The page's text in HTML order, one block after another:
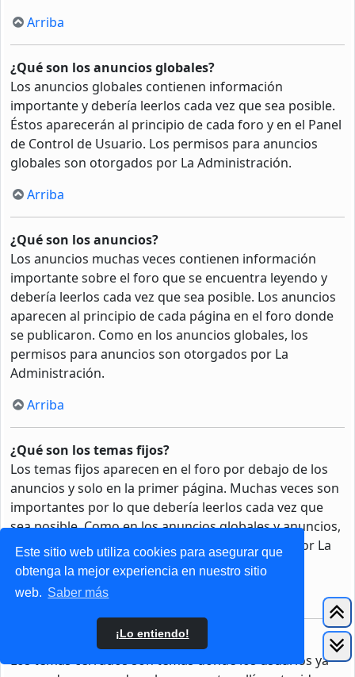
Este sitio web utiliza cookies para asegurar que
obtenga la mejor experiencia en nuestro sitio
web. Saber más
¡Lo entiendo!
Arriba
¿Qué son los anuncios globales?
Los anuncios globales contienen información
importante y debería leerlos cada vez que sea posible.
Éstos aparecerán al principio de cada foro y en el Panel
de Control de Usuario. Los permisos para anuncios
globales son otorgados por La Administración.
Arriba
¿Qué son los anuncios?
Los anuncios muchas veces contienen información
importante sobre el foro que se encuentra leyendo y
debería leerlos cada vez que sea posible. Los anuncios
aparecen al principio de cada página en el foro donde
se publicaron. Como en los anuncios globales, los
permisos para anuncios son otorgados por La
Administración.
Arriba
¿Qué son los temas fijos?
Los temas fijos aparecen en el foro por debajo de los
anuncios y solo en la primer página. Muchas veces son
importantes por lo que debería leerlos cada vez que
sea posible. Como en los anuncios globales y anuncios,
los permisos para fijar un tema son otorgados por La
Administración.
Arriba
¿Qué son los temas cerrados?
Los temas cerrados son temas donde los usuarios ya